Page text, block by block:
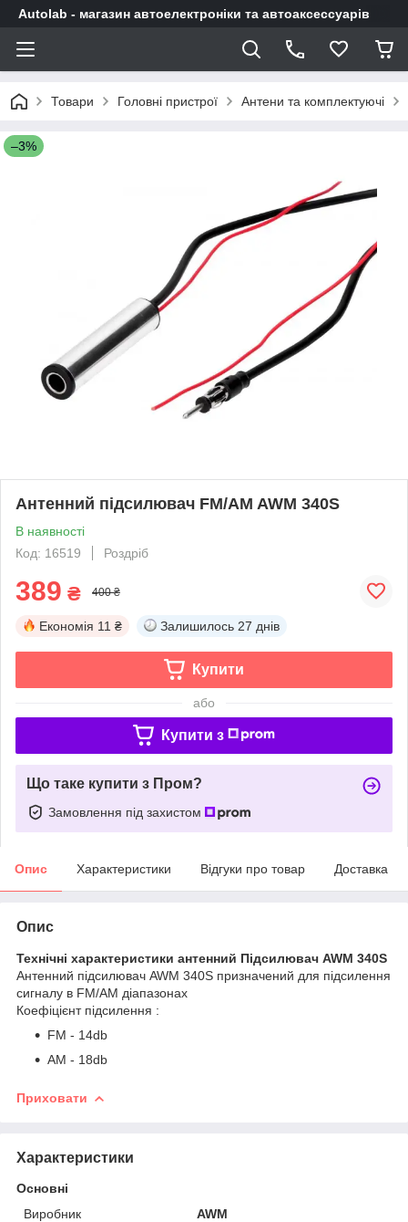
Autolab - магазин автоелектроніки та автоаксессуарів
Товари Головні пристрої Антени та комплектуючі
–3%
Антенний підсилювач FM/AM AWM 340S
В наявності
Код: 16519
Роздріб
389 ₴ 400 ₴
Економія 11 ₴ Залишилось 27 днів
Купити
або
Купити з
Що таке купити з Пром?
Замовлення під захистом
Опис Характеристики Відгуки про товар Доставка
Опис
Технічні характеристики антенний Підсилювач AWM 340S
Антенний підсилювач AWM 340S призначений для підсилення
сигналу в FM/AM діапазонах
Коефіцієнт підсилення :
FM - 14db
AM - 18db
Приховати
Характеристики
Основні
Виробник
AWM